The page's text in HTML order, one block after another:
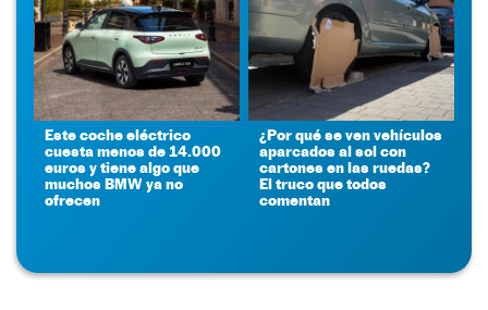
Este coche eléctrico
cuesta menos de 14.000
euros y tiene algo que
muchos BMW ya no
ofrecen
¿Por qué se ven vehículos
aparcados al sol con
cartones en las ruedas?
El truco que todos
comentan